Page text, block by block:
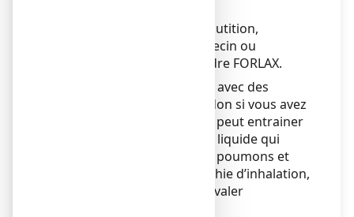
En cas de trouble de la déglutition,
adressez-vous à votre médecin ou
pharmacien avant de prendre FORLAX.
Evitez de mélanger FORLAX avec des
épaississants à base d'amidon si vous avez
des difficultés à avaler. Cela peut entrainer
la formation d’une solution liquide qui
pourrait pénétrer dans vos poumons et
provoquer une pneumopathie d’inhalation,
si vous ne parvenez pas à avaler